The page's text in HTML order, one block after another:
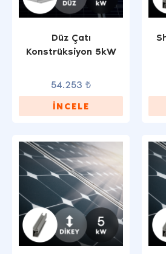
Düz Çatı
Konstrüksiyon 5kW
54.253 ₺
İNCELE